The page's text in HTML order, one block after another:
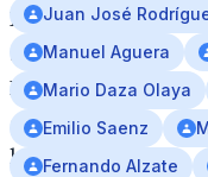
Editorial
Sevilla
Press
en
los
Juan José
Manuel Aguera
Mario Daza Olaya
Emilio Saenz
Fernando Alzate